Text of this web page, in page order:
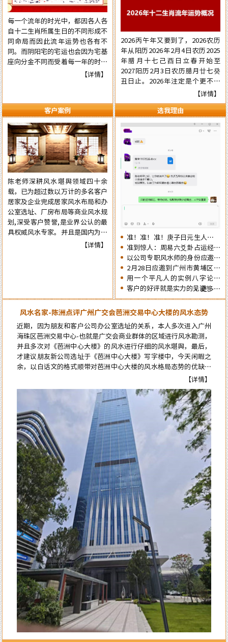
每一个流年的时光中，都因各人各
自十二生肖所属生日的不同形成不
同命局而因此流年运势也各有不
同。而阴阳宅的宅运也会因为宅基
座向分金不同而受着每一年的时光
气运的不同影响，在阳宅置业建造
在阳宅置业建造和阴宅修造的事项
择吉中做到正确，就需要了解一下
2026年阴阳宅风水修造动土入宅
择吉的具体要点，为心宜的吉屋修
建入宅或阴宅的修造选取到一个能
够趋吉避凶的好日辰而做好规划，
争取更大的成就……
【详情】
2026丙午年又要到了，2026农历
年从阳历2026年2月4日农历2025
年腊月十七己酉日立春开始至
2027阳历2月3日农历腊月廿七癸
丑日止。2026年注定是个更不平
常的流年，本年国际形势会更加动
荡混乱复杂，国内派系斗争逼害严
重，经济更加混乱，行业拢断更加
白热化，民营企业压力已至顶端悬
崖之上。有更多的民营企业被洗牌
面临关闭，两极化更加明显。但不
管怎样，各人有各自的命，十二生
肖生人因命局的不同，运势也各有
不同。为使自己在新的一年里能够
趋吉避凶行好运，有必要先知先
觉，提前了解一下2026年十二生
肖的流年运势情况为未来的一年提
前布局，争取更大的成就……
【详情】
客户案例
陈老师深耕风水堪舆领域四十余
载，已为超过数以万计的多名客户
居家及企业完成居家风水布局和办
公室选址、厂房布局等商业风水规
划,深受客户赞誉,是业界公认的最
具权威风水专家。并且是国内为数
不多的资深四柱周易预测师，在四
【详情】
选我理由
准！准！准！庚子日元生人丙午
流年的运势判断实例
准到惊人：周易六爻卦占运经典
案例分享
以公司专职风水师的身份应邀出
席《星橙网络科技公司》成立5
周年庆典
2月28日应邀到广州市黄埔区为
朋友的亲戚堪舆住房风水
用一个平凡人的实例八字论断
2026马年的流年运势
客户的好评就是实力的见证！
更多…
风水名家-陈洲点评广州广交会芭洲交易中心大楼的风水态势
近期，因为朋友和客户公司办公室选址的关系，本人多次进入广州
海珠区芭洲交易中心-也就是广交会商业群体的区域进行风水勘测，
并且多次对《芭洲中心大楼》的风水进行仔细的风水堪舆，最后，
才建议朋友新公司选址于《芭洲中心大楼》写字楼中，今天闲暇之
余，以白话文的格式顺带对芭洲中心大楼的风水格局态势的优缺点
进行点评。而要想更科学的论断芭洲中心大楼的风水格局态势，就
必须先了解知道芭洲中心大楼及本区位的风水来龙源头…
【详情】
陈大师的风水学术真实用，本人是做美容护理的，去年在广州番禺粤海天
河城开了家美容店连续亏损了7个月，今年找到陈洲大师看了以后店内布
局重新调理一遍，第二个月就扭亏为盈了，现在正在上升期阶段，感谢陈
大师的指导。
来自李女士的评价：
陈洲老师的风水学水平确实高明，本人是做法务工作的，去年刚出来创业
自己成立律所开始有三个月是吃空晌的，后来请陈老师调换了办公室并对
办公室布局做了全面调理指导，不出月就 开始改变至现在业务一个接一
个不停的接单。真心感恩陈老师的指导！
来自王生的评价：
全网找了个遍，还是陈洲老师的学术水平高，难怪陈老师名号响彻整个潮
汕甚至海内外多地！
来自李先生的评价：
不得承认老师的水平高，上个月找老师调理一下住宅风水，这个月的运势
就开始转变得顺利了，生意也兴旺起来了。给一百个赞
来自王小姐的评价：
大师就是大师的水平，看风水不只是遵循古法，而且科学实用，我只信任
陈洲先生！
来自孙先生的评价：
找陈洲老师先生算八字算流年已有13个年头了，每一年的运势都算得很
准，老师算我去年八月会有一次意外破财，真的应时就被诈骗了一笔不小
不大的钱。